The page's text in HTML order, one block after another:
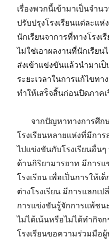
เรื่องพวกนี้เข้ามาเป็นจำ
ปรับปรุงโรงเรียนแต่ละแ
นักเรียนจาการที่ทางโรงเ
ไม่ใช่เอาผลงานที่นักเรีย
ส่งเข้าแข่งขันแล้วนำมาเป็
ระยะเวลาในการแก้ไขท
ทำให้เสร็จสิ้นก่อนปิดภาค
จากปัญหาทางการศึกษ
โรงเรียนหลายแห่งที่มีกา
ไปแข่งขันกับโรงเรียนอื่น
ด้านกิริยามารยาท มีการ
โรงเรียน เพื่อเป็นการให้เ
ต่างโรงเรียน มีการแลกเ
การแข่งขันรู้จักการแพ้ชน
ไม่ได้เน้นหรือไม่ได้ทำกิจก
โรงเรียนขอความร่วมมือ